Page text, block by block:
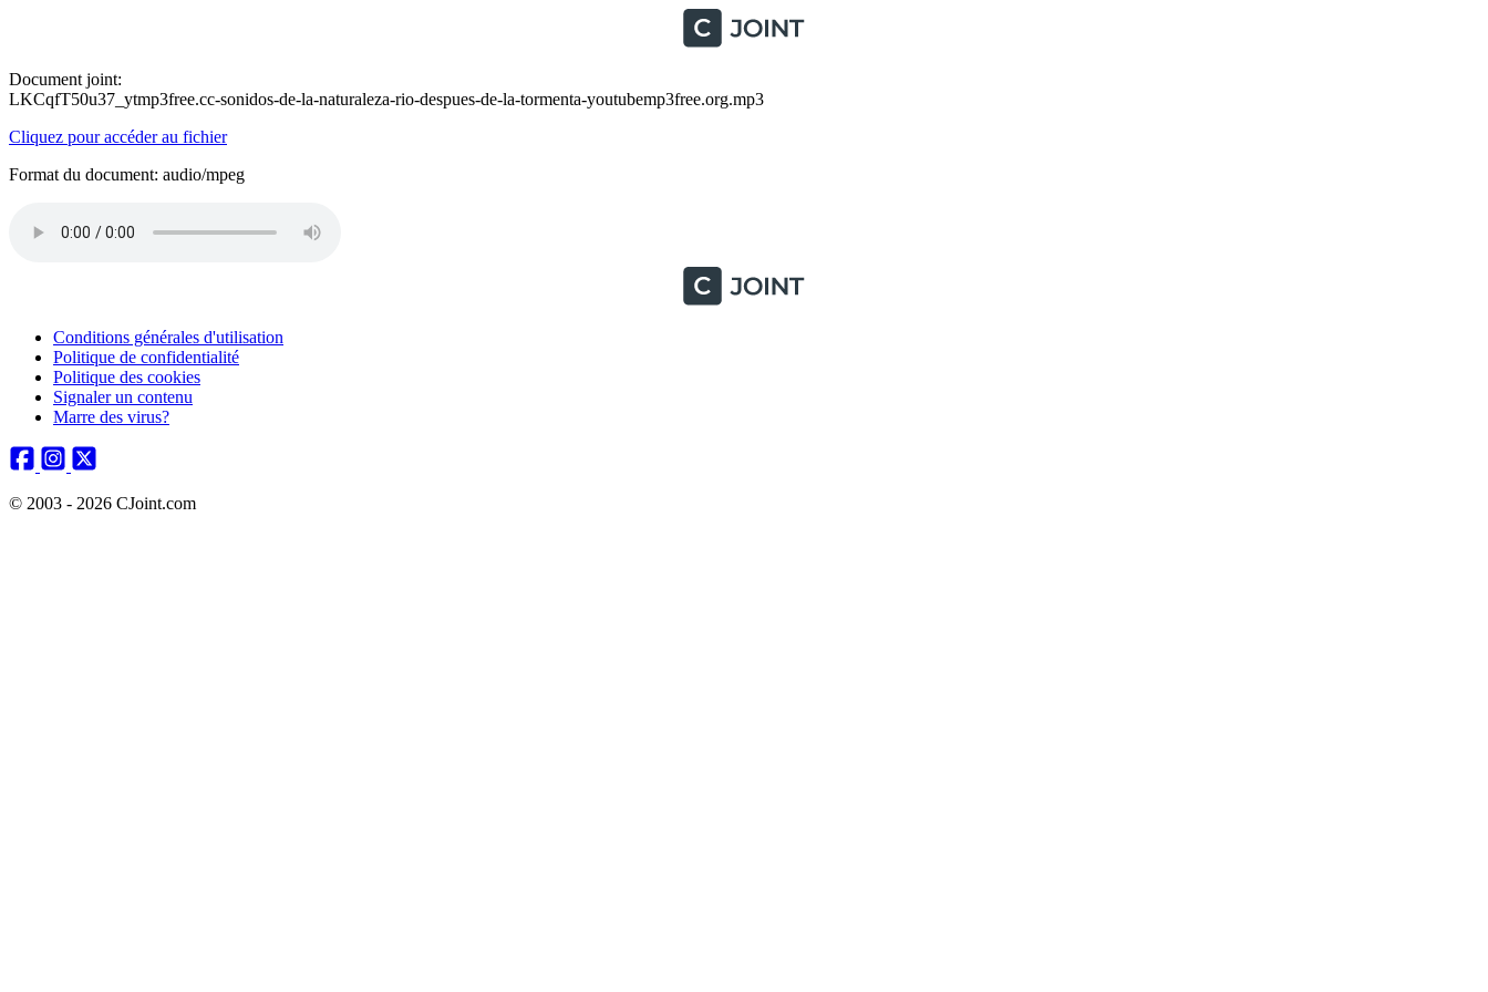
Document joint:
LKCqfT50u37_ytmp3free.cc-sonidos-de-la-naturaleza-rio-despues-de-la-tormenta-youtubemp3free.org.mp3
Cliquez pour accéder au fichier
Format du document: audio/mpeg
Conditions générales d'utilisation
Politique de confidentialité
Politique des cookies
Signaler un contenu
Marre des virus?
© 2003 - 2026 CJoint.com